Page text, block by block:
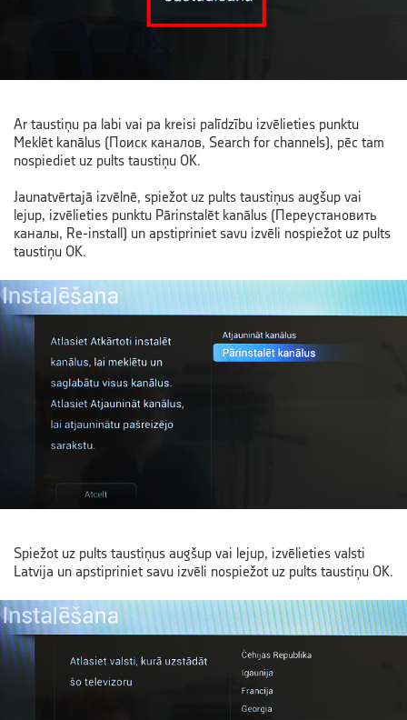
Ar taustiņu pa labi vai pa kreisi palīdzību izvēlieties punktu
Meklēt kanālus (Поиск каналов, Search for channels), pēc tam
nospiediet uz pults taustiņu OK.
Jaunatvērtajā izvēlnē, spiežot uz pults taustiņus augšup vai
lejup, izvēlieties punktu Pārinstalēt kanālus (Переустановить
каналы, Re-install) un apstipriniet savu izvēli nospiežot uz pults
taustiņu OK.
Spiežot uz pults taustiņus augšup vai lejup, izvēlieties valsti
Latvija un apstipriniet savu izvēli nospiežot uz pults taustiņu OK.